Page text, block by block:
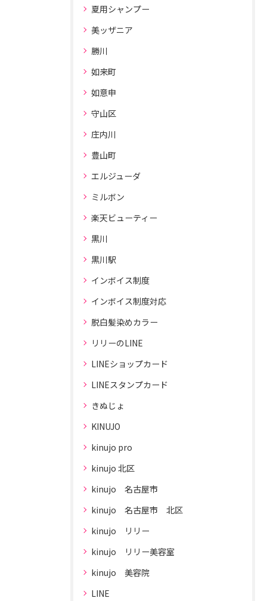
夏用シャンプー
美ッザニア
勝川
如来町
如意申
守山区
庄内川
豊山町
エルジューダ
ミルボン
楽天ビューティー
黒川
黒川駅
インボイス制度
インボイス制度対応
脱白髪染めカラー
リリーのLINE
LINEショップカード
LINEスタンプカード
きぬじょ
KINUJO
kinujo pro
kinujo 北区
kinujo 名古屋市
kinujo 名古屋市 北区
kinujo リリー
kinujo リリー美容室
kinujo 美容院
LINE